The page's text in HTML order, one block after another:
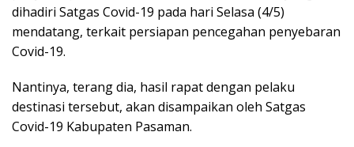
dihadiri Satgas Covid-19 pada hari Selasa (4/5)
mendatang, terkait persiapan pencegahan penyebaran
Covid-19.
Nantinya, terang dia, hasil rapat dengan pelaku
destinasi tersebut, akan disampaikan oleh Satgas
Covid-19 Kabupaten Pasaman.